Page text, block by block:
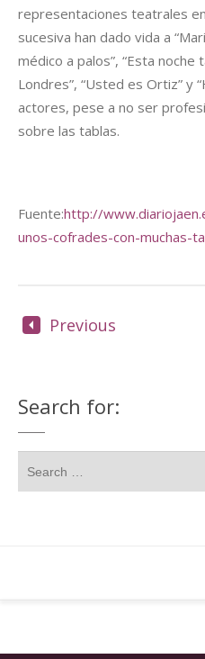
representaciones teatrales
sucesiva han dado vida a
médico a palos”, “Esta noche
Londres”, “Usted es Ortiz” y
actores, pese a no ser
sobre las tablas.
Fuente:http://
unos-cofrades-con-muchas-
Previous
Search for: